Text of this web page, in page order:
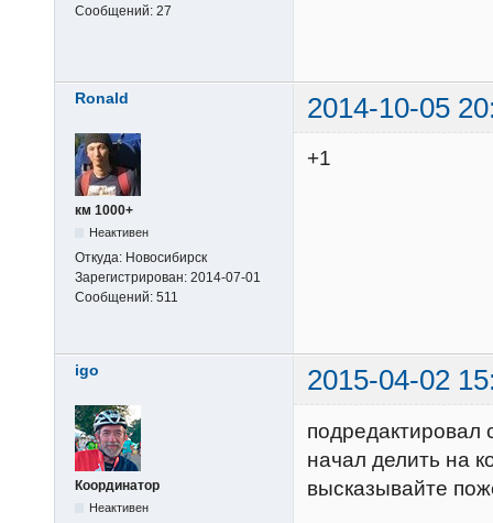
Сообщений: 27
Ronald 2014-10-05
км 1000+
Неактивен
Откуда: Новосибирск
Зарегистрирован: 2014-07-01
Сообщений: 511
+1
igo 2015-04-02
Координатор
Неактивен
начал делить на
высказывайте